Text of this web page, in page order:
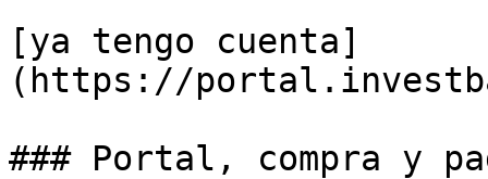
[ya tengo cuenta]
(https://
### Portal, compra y